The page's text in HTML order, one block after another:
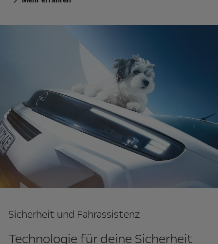
Sicherheit und Fahrassistenz
Technologie für deine Sicherheit